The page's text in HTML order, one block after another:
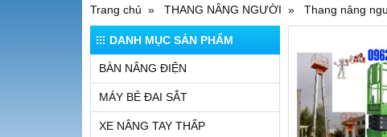
Trang chủ THANG NÂNG NGƯỜI Thang nâng
DANH MỤC SẢN PHẨM
BÀN NÂNG ĐIỆN
MÁY BẺ ĐAI SẮT
XE NÂNG TAY THẤP